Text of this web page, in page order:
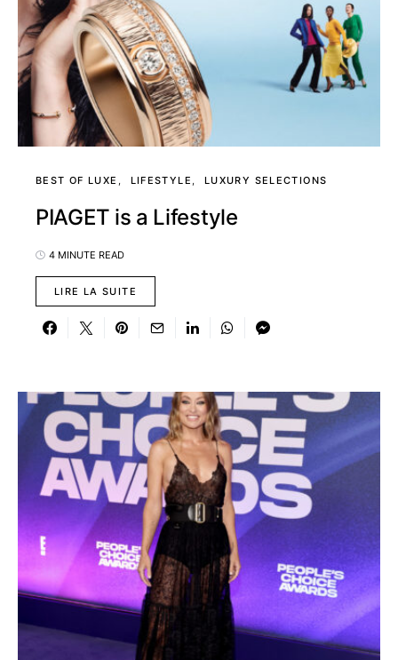
BEST OF LUXE LIFESTYLE LUXURY SELECTIONS
PIAGET is a Lifestyle
4 MINUTE READ
LIRE LA SUITE